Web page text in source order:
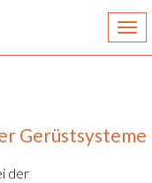
Gerüstsysteme
der